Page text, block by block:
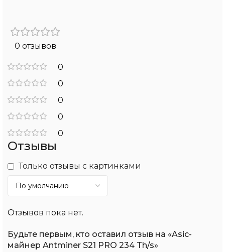
0 отзывов
0
0
0
0
0
Отзывы
Только отзывы с картинками
Отзывов пока нет.
Будьте первым, кто оставил отзыв на «Asic-
майнер Antminer S21 PRO 234 Th/s»